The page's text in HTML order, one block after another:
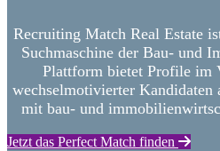
Recruiting Match Real Estate
Suchmaschine der Bau- und
Plattform bietet Profile im
wechselmotivierter Kandidaten
mit bau- und
Jetzt das Perfect Match finden